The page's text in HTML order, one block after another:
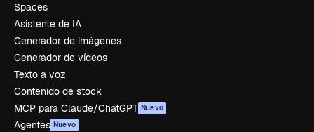
Spaces
Asistente de IA
Generador de imágenes
Generador de vídeos
Texto a voz
Contenido de stock
MCP para Claude/ChatGPT Nuevo
Agentes Nuevo